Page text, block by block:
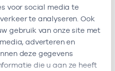
voor social media te
te analyseren. Ook
gebruik van onze site met
adverteren en
deze gegevens
die u aan ze heeft
gebruiksvriendelijker,
en trends